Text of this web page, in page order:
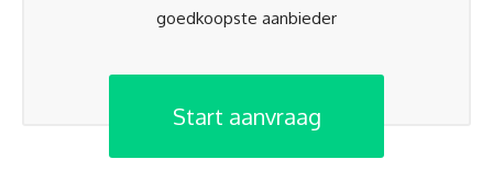
goedkoopste aanbieder
Start aanvraag